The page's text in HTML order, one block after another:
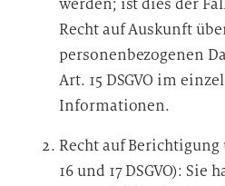
werden; ist dies der
Recht auf Auskunft
personenbezogenen
Art. 15 DSGVO im
Informationen.
Recht auf
16 und 17 DSGVO): Sie